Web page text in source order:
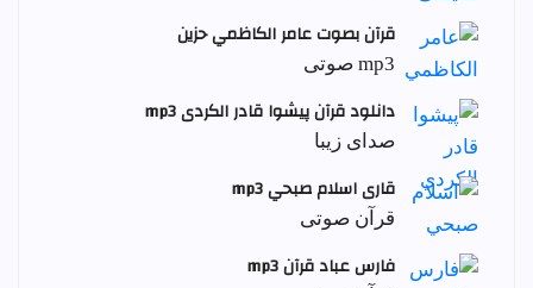
قرآن بصوت عامر الكاظمي حزين
mp3 صوتی
دانلود قرآن پیشوا قادر الکردی mp3
صدای زیبا
قاری اسلام صبحي mp3
قرآن صوتی
فارس عباد قرآن mp3